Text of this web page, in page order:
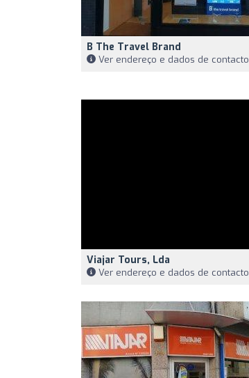
B The Travel Brand
Ver endereço e dados de contacto
Viajar Tours, Lda
Ver endereço e dados de contacto